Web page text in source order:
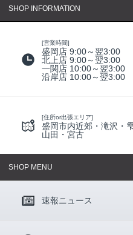
SHOP INFORMATION
[営業時間]
盛岡店 9:00～翌3:00
北上店 9:00～翌3:00
一関店 10:00～翌3:00
沿岸店 10:00～翌3:00
[住所or出張エリア]
盛岡市内近郊・滝沢・
山田・宮古
SHOP MENU
速報ニュース